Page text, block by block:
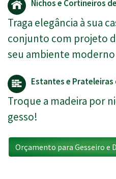
Nichos e Cortineiros
Traga elegância à sua
conjunto com projeto
seu ambiente
Estantes e Prateleiras
Troque a madeira por
gesso!
Orçamento para Gesseiro e